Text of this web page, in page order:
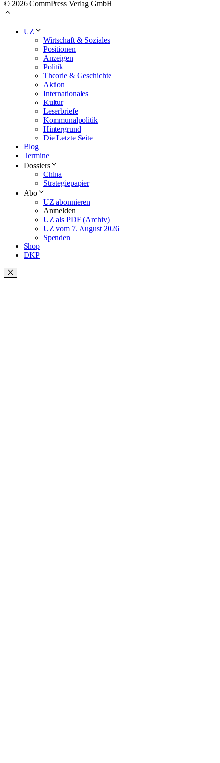
© 2026 CommPress Verlag GmbH
UZ
Wirtschaft & Soziales
Positionen
Anzeigen
Politik
Theorie & Geschichte
Aktion
Internationales
Kultur
Leserbriefe
Kommunalpolitik
Hintergrund
Die Letzte Seite
Blog
Termine
Dossiers
China
Strategiepapier
Abo
UZ abonnieren
Anmelden
UZ als PDF (Archiv)
UZ vom 7. August 2026
Spenden
Shop
DKP
Schließen